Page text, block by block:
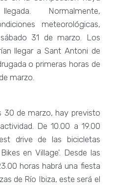
Normalmente,
meteorológicas,
31 de marzo. Los
llegar a Sant Antoni de
o primeras horas de
marzo.
30 de marzo, hay previsto
De 10.00 a 19.00
drive de las bicicletas
en Village'. Desde las
horas habrá una fiesta
de Río Ibiza, este será el